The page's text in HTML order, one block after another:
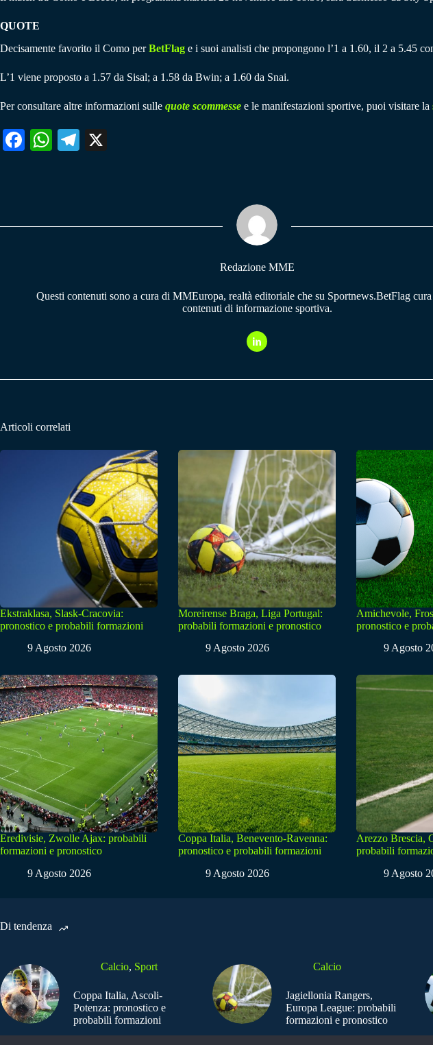
QUOTE
Decisamente favorito il Como perBetFlag e i suoi analisti che propongono l’1 a 1.60, il 2 a 5.45
L’1 viene proposto a 1.57 da Sisal; a 1.58 da Bwin; a 1.60 da Snai.
Per consultare altre informazioni sulle quote scommesse e le manifestazioni sportive, puoi visitare la
Fa W
pp
Te
m
Redazione MME
Questi contenuti sono a cura di MMEuropa, realtà editoriale che su Sportnews.BetFlag
contenuti di informazione sportiva.
Articoli correlati
Ekstraklasa, Slask-Cracovia:
pronostico e probabili formazioni
9 Agosto 2026
Moreirense Braga, Liga Portugal:
probabili formazioni e pronostico
9 Agosto 2026
Amichevole,
pronostico e
9 Agosto
Eredivisie, Zwolle Ajax: probabili
formazioni e pronostico
9 Agosto 2026
Coppa Italia, Benevento-Ravenna:
pronostico e probabili formazioni
9 Agosto 2026
Arezzo Brescia,
probabili
9 Agosto
Di tendenza
Calcio, Sport
Coppa Italia, Ascoli-
Potenza: pronostico e
probabili formazioni
Calcio
Jagiellonia Rangers,
Europa League: probabili
formazioni e pronostico